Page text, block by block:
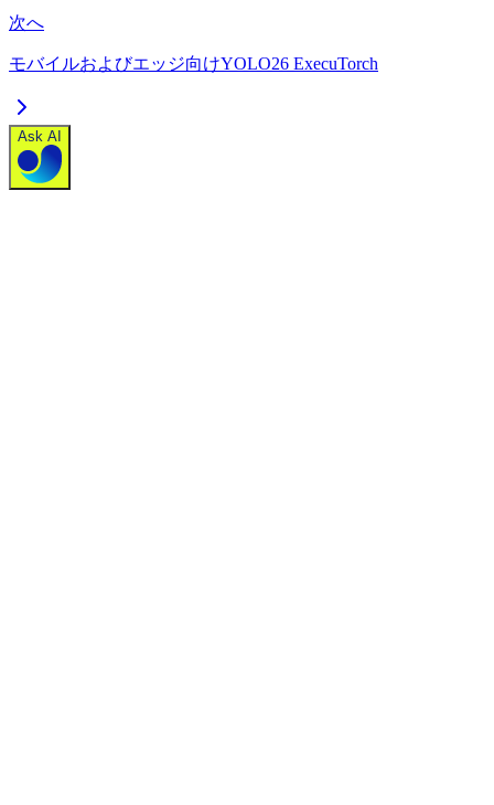
次へ
モバイルおよびエッジ向けYOLO26 ExecuTorch
Ask AI